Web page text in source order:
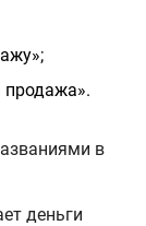
в
деньги